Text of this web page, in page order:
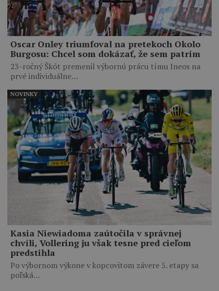
Oscar Onley triumfoval na pretekoch Okolo
Burgosu: Chcel som dokázať, že sem patrím
23-ročný Škót premenil výbornú prácu tímu Ineos na
prvé individuálne…
Kasia Niewiadoma zaútočila v správnej
chvíli, Vollering ju však tesne pred cieľom
predstihla
Po výbornom výkone v kopcovitom závere 5. etapy sa
poľská…
NOVINKY